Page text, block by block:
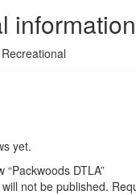
information
yet.
DTLA”
not be published.